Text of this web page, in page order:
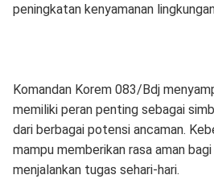
peningkatan kenyamanan
Komandan Korem 083/Bdj
memiliki peran penting sebagai
dari berbagai potensi ancaman.
mampu memberikan rasa aman
menjalankan tugas sehari-hari.